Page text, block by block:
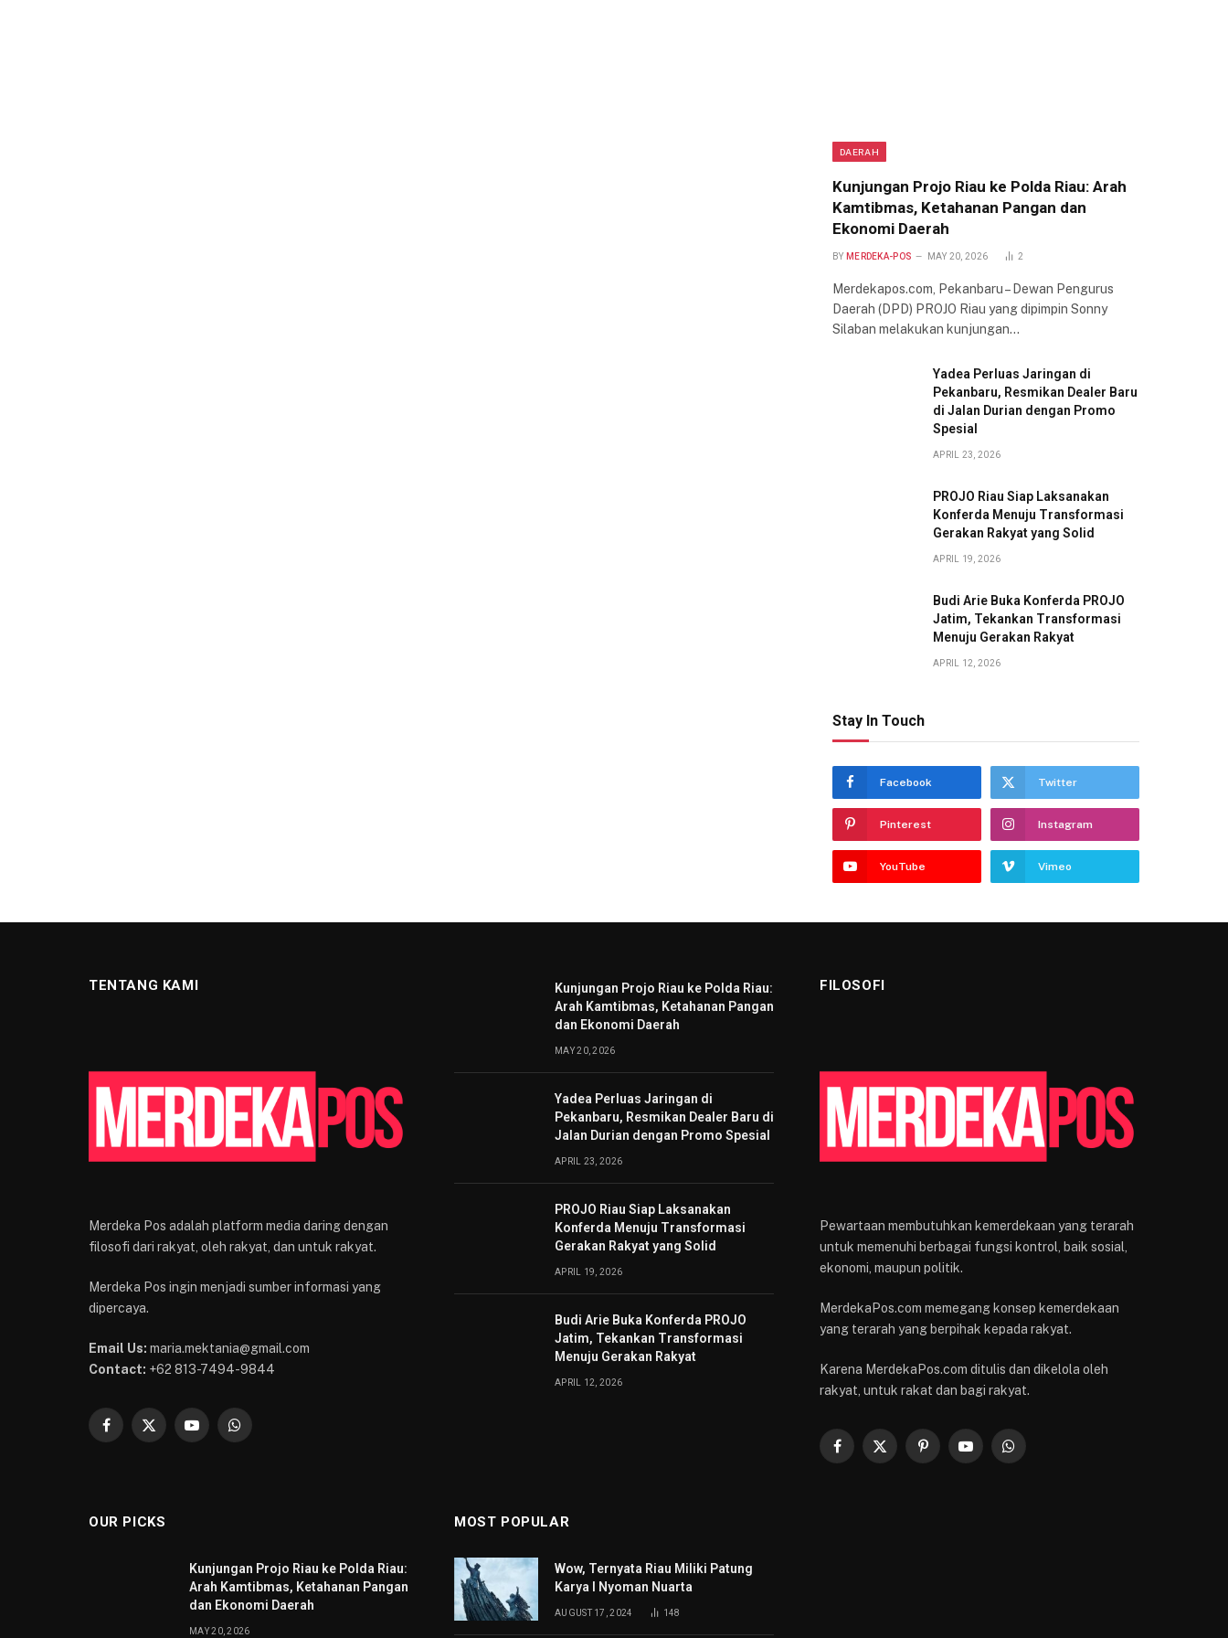
DAERAH
Kunjungan Projo Riau ke Polda Riau: Arah
Kamtibmas, Ketahanan Pangan dan
Ekonomi Daerah
BY MERDEKA-POS MAY 20, 2026 2
Merdekapos.com, Pekanbaru – Dewan Pengurus
Daerah (DPD) PROJO Riau yang dipimpin Sonny
Silaban melakukan kunjungan…
Yadea Perluas Jaringan di
Pekanbaru, Resmikan Dealer Baru
di Jalan Durian dengan Promo
Spesial
APRIL 23, 2026
PROJO Riau Siap Laksanakan
Konferda Menuju Transformasi
Gerakan Rakyat yang Solid
APRIL 19, 2026
Budi Arie Buka Konferda PROJO
Jatim, Tekankan Transformasi
Menuju Gerakan Rakyat
APRIL 12, 2026
Stay In Touch
Facebook Twitter
Pinterest Instagram
YouTube Vimeo
TENTANG KAMI
Merdeka Pos adalah platform media daring dengan
filosofi dari rakyat, oleh rakyat, dan untuk rakyat.
Merdeka Pos ingin menjadi sumber informasi yang
dipercaya.
Email Us: maria.mektania@gmail.com
Contact: +62 813-7494-9844
Facebook
X
YouTubeWhatsApp
Kunjungan Projo Riau ke Polda Riau:
Arah Kamtibmas, Ketahanan Pangan
dan Ekonomi Daerah
MAY 20, 2026
Yadea Perluas Jaringan di
Pekanbaru, Resmikan Dealer Baru di
Jalan Durian dengan Promo Spesial
APRIL 23, 2026
PROJO Riau Siap Laksanakan
Konferda Menuju Transformasi
Gerakan Rakyat yang Solid
APRIL 19, 2026
Budi Arie Buka Konferda PROJO
Jatim, Tekankan Transformasi
Menuju Gerakan Rakyat
APRIL 12, 2026
FILOSOFI
Pewartaan membutuhkan kemerdekaan yang terarah
untuk memenuhi berbagai fungsi kontrol, baik sosial,
ekonomi, maupun politik.
MerdekaPos.com memegang konsep kemerdekaan
yang terarah yang berpihak kepada rakyat.
Karena MerdekaPos.com ditulis dan dikelola oleh
rakyat, untuk rakat dan bagi rakyat.
Facebook
X
PinterestYouTubeWhatsApp
OUR PICKS
Kunjungan Projo Riau ke Polda Riau:
Arah Kamtibmas, Ketahanan Pangan
dan Ekonomi Daerah
MAY 20, 2026
MOST POPULAR
Wow, Ternyata Riau Miliki Patung
Karya I Nyoman Nuarta
AUGUST 17, 2024 148